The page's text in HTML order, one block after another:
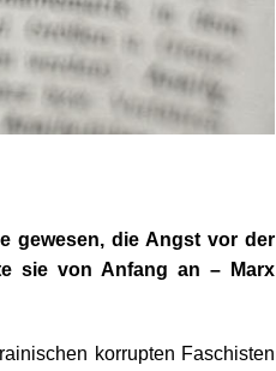
gewesen, die Angst vor der
sie von Anfang an – Marx
korrupten Faschisten